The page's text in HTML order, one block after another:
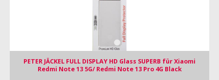
PETER JÄCKEL FULL DISPLAY HD Glass SUPERB für Xiaomi
Redmi Note 13 5G/ Redmi Note 13 Pro 4G Black